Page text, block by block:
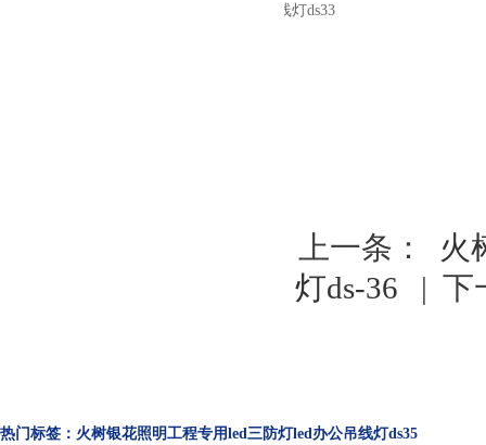
灯LED办公吊线灯ds33
上一条：
火
灯ds-36
| 下
热门标签：火树银花照明工程专用led三防灯led办公吊线灯ds35